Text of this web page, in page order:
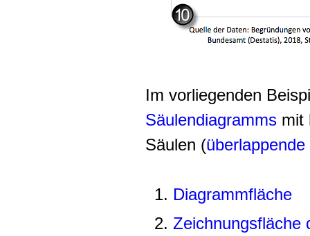
Im vorliegenden
Säulendiagramms mit
Säulen (
Diagrammfläche
Zeichnungsfläche